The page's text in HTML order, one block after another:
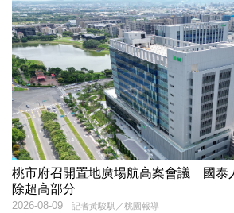
桃市府召開置地廣場航高案會議 國泰
除超高部分
記者黃駿騏／桃園報導
2026-08-09